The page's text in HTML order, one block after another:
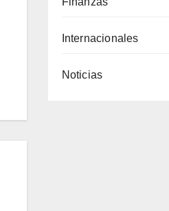
Internacionales
Noticias